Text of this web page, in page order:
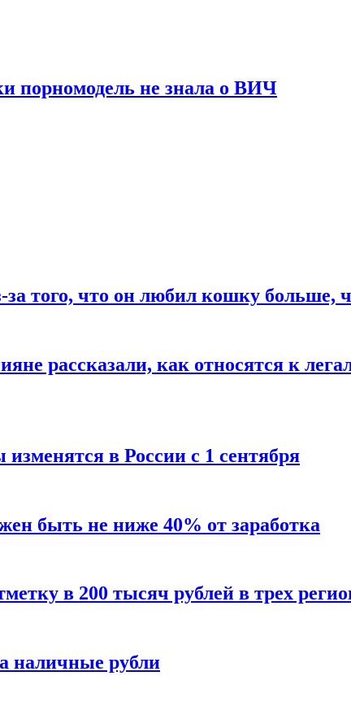
порномодель не знала о ВИЧ
того, что он любил кошку больше,
рассказали, как относятся к
в России с 1 сентября
быть не ниже 40% от заработка
в 200 тысяч рублей в трех
наличные рубли